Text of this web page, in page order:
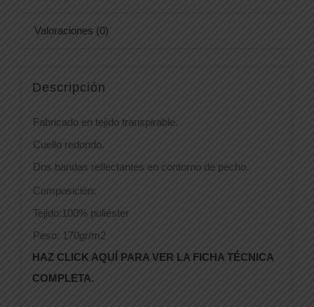
Valoraciones (0)
Descripción
Fabricado en tejido transpirable.
Cuello redondo.
Dos bandas reflectantes en contorno de pecho.
Composición:
Tejido:100% poliéster
Peso: 170gr/m2
HAZ CLICK AQUÍ PARA VER LA FICHA TÉCNICA
COMPLETA.